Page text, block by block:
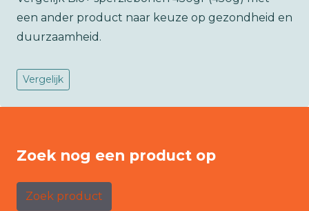
een ander product naar keuze op gezondheid en
duurzaamheid.
Vergelijk
Zoek nog een product op
Zoek product